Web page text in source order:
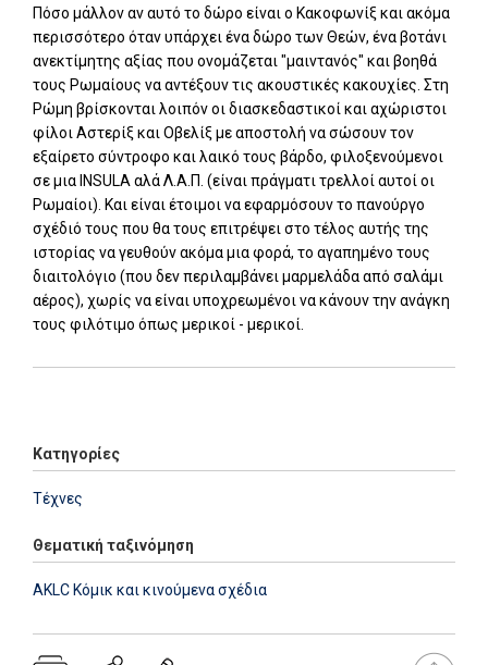
Πόσο μάλλον αν αυτό το δώρο είναι ο Κακοφωνίξ και ακόμα
περισσότερο όταν υπάρχει ένα δώρο των Θεών, ένα βοτάνι
ανεκτίμητης αξίας που ονομάζεται "μαιντανός" και βοηθά
τους Ρωμαίους να αντέξουν τις ακουστικές κακουχίες. Στη
Ρώμη βρίσκονται λοιπόν οι διασκεδαστικοί και αχώριστοι
φίλοι Αστερίξ και Οβελίξ με αποστολή να σώσουν τον
εξαίρετο σύντροφο και λαικό τους βάρδο, φιλοξενούμενοι
σε μια INSULA αλά Λ.Α.Π. (είναι πράγματι τρελλοί αυτοί οι
Ρωμαίοι). Και είναι έτοιμοι να εφαρμόσουν το πανούργο
σχέδιό τους που θα τους επιτρέψει στο τέλος αυτής της
ιστορίας να γευθούν ακόμα μια φορά, το αγαπημένο τους
διαιτολόγιο (που δεν περιλαμβάνει μαρμελάδα από σαλάμι
αέρος), χωρίς να είναι υποχρεωμένοι να κάνουν την ανάγκη
τους φιλότιμο όπως μερικοί - μερικοί.
Κατηγορίες
Τέχνες
Θεματική ταξινόμηση
AKLC Κόμικ και κινούμενα σχέδια